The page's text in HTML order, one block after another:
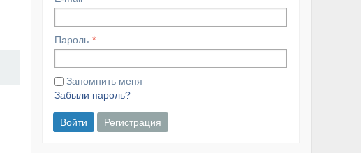
Пароль
Запомнить меня
Забыли пароль?
Войти Регистрация